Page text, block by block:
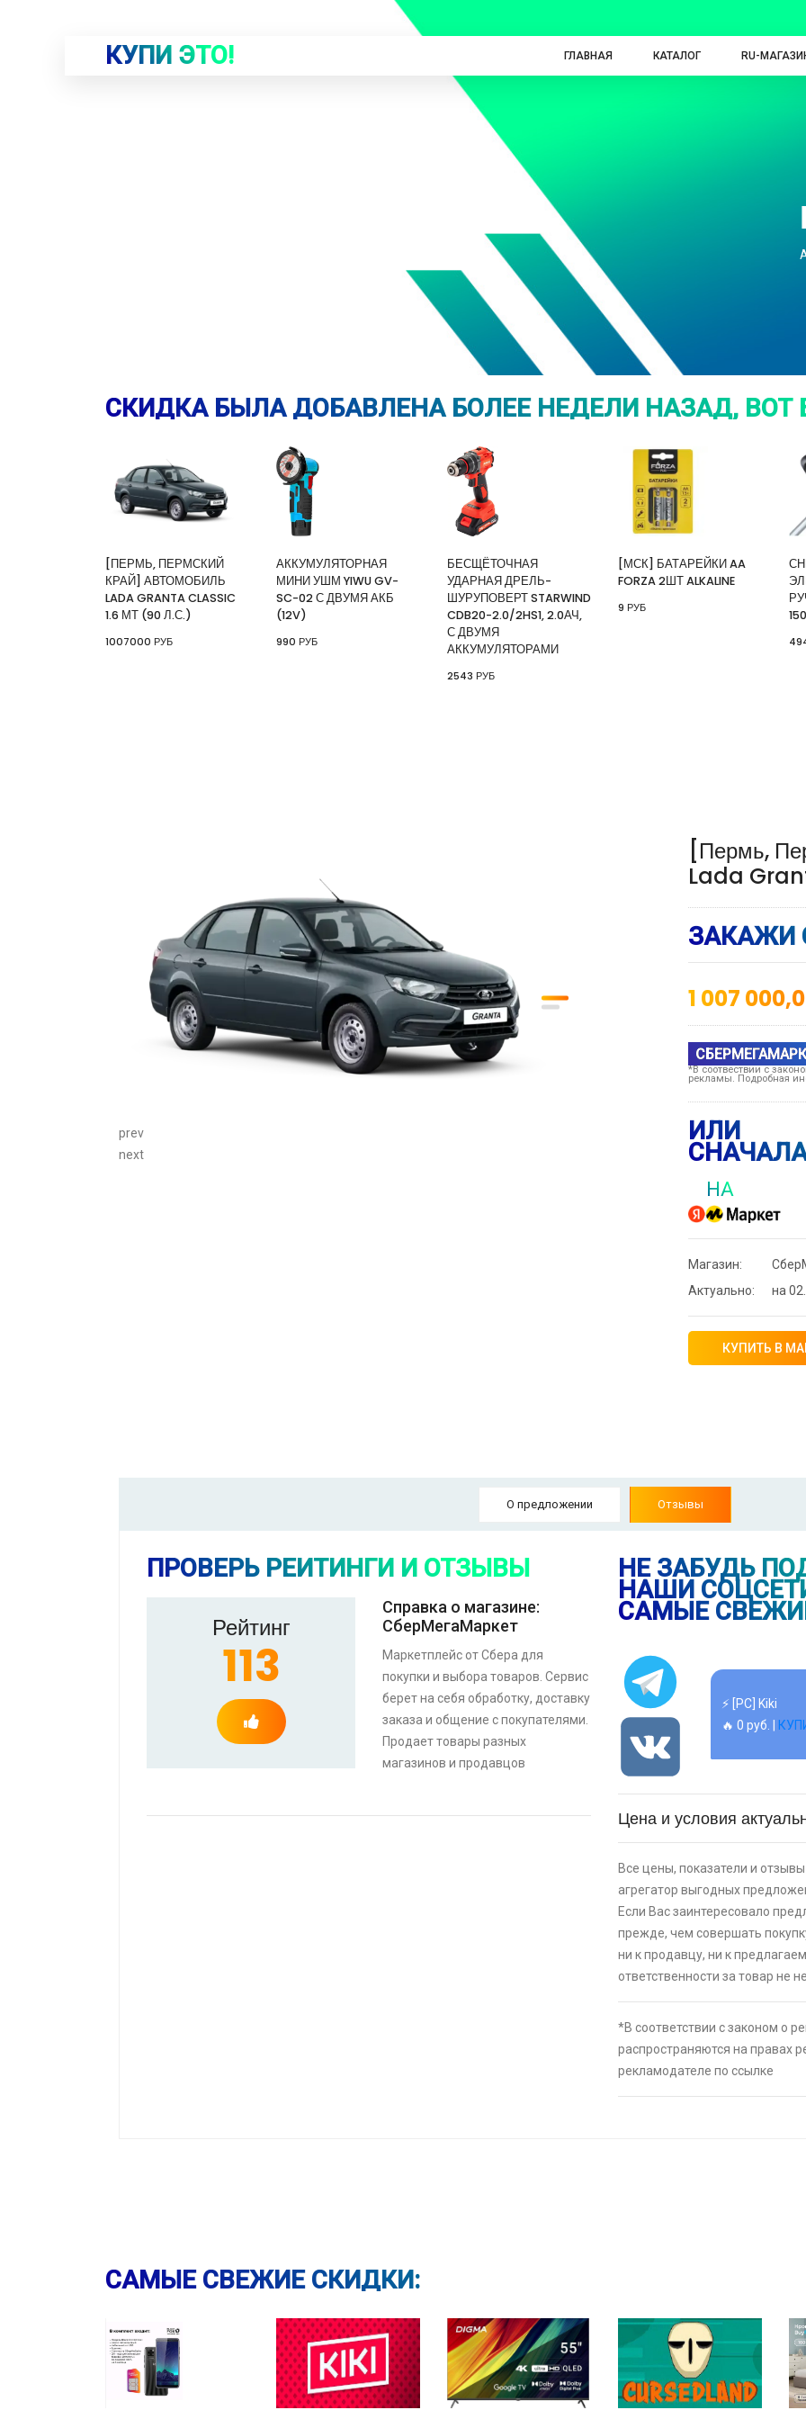
КУПИ ЭТО! ГЛАВНАЯ КАТАЛОГ RU-
СКИДКА БЫЛА ДОБАВЛЕНА БОЛЕЕ НЕДЕЛИ НАЗАД, ВОТ
[ПЕРМЬ, ПЕРМСКИЙ
КРАЙ] АВТОМОБИЛЬ
LADA GRANTA CLASSIC
1.6 МТ (90 Л.С.)
1007000 РУБ
АККУМУЛЯТОРНАЯ
МИНИ УШМ YIWU GV-
SC-02 С ДВУМЯ АКБ
(12V)
990 РУБ
БЕСЩЁТОЧНАЯ
УДАРНАЯ ДРЕЛЬ-
ШУРУПОВЕРТ STARWIND
CDB20-2.0/2HS1, 2.0АЧ,
С ДВУМЯ
АККУМУЛЯТОРАМИ
2543 РУБ
[МСК] БАТАРЕЙКИ AA
FORZA 2ШТ ALKALINE
9 РУБ
prev
next
[Пермь,
Lada
ЗАКАЖИ
1 007
*В соотвествии с
рекламы. Подробная
ИЛИ
НА
Магазин:
Актуально:
на
КУПИТЬ В
О предложении Отзывы
ПРОВЕРЬ РЕЙТИНГИ И ОТЗЫВЫ
Рейтинг
113
Справка о магазине:
СберМегаМаркет
Маркетплейс от Сбера для
покупки и выбора товаров. Сервис
берет на себя обработку, доставку
заказа и общение с покупателями.
Продает товары разных
магазинов и продавцов
НЕ ЗАБУДЬ
НАШИ
САМЫЕ
⚡ Смартфон
⚡ [PC] Kiki
🔥 0 руб. |
🔥 26990 руб. |
⚡ [PC]
🔥 0 руб. |
⚡
скидкой +
картой
🔥 16190 руб. |
⚡ Скидка до
системой Пэй
⚡ [PC] Kiki
🔥 0 руб. |
Цена и условия
Все цены, показатели и
агрегатор выгодных
Если Вас заинтересовало
прежде, чем совершать
ни к продавцу, ни к
ответственности за товар не
*В соответствии с законом о
распространяются на правах
рекламодателе по ссылке
САМЫЕ СВЕЖИЕ СКИДКИ: